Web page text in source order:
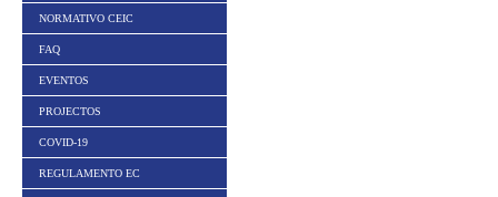
NORMATIVO CEIC
FAQ
EVENTOS
PROJECTOS
COVID-19
REGULAMENTO EC